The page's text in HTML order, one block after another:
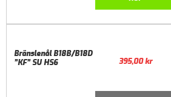
Bränslenål B18B/B18D
”KF” SU HS6
395,00kr